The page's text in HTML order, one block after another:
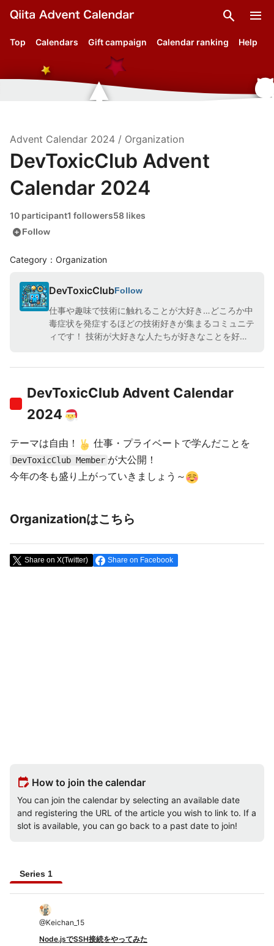
search menu
Top Calendars Gift campaign Calendar ranking Help
Advent Calendar 2024 / Organization
DevToxicClub Advent
Calendar 2024
10 participant1 followers58 likes
add_circleFollow
Category：Organization
DevToxicClubFollow
仕事や趣味で技術に触れることが大好き…どころか中
毒症状を発症するほどの技術好きが集まるコミュニテ
ィです！ 技術が大好きな人たちが好きなことを好き
DevToxicClub Advent Calendar
2024
テーマは自由！ 仕事・プライベートで学んだことを
DevToxicClub Member が大公開！
今年の冬も盛り上がっていきましょう～
Organizationはこちら
Share on X(Twitter) Share on Facebook
edit_calendar How to join the calendar
You can join the calendar by selecting an available date
and registering the URL of the article you wish to link to. If a
slot is available, you can go back to a past date to join!
Series 1
@Keichan_15
Node.jsでSSH接続をやってみた